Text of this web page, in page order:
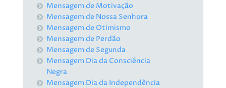
Mensagem de Motivação
Mensagem de Nossa Senhora
Mensagem de Otimismo
Mensagem de Perdão
Mensagem de Segunda
Mensagem Dia da Consciência
Negra
Mensagem Dia da Independência